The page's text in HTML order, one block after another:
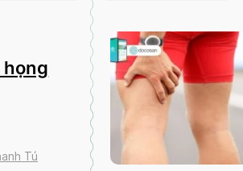
Tú